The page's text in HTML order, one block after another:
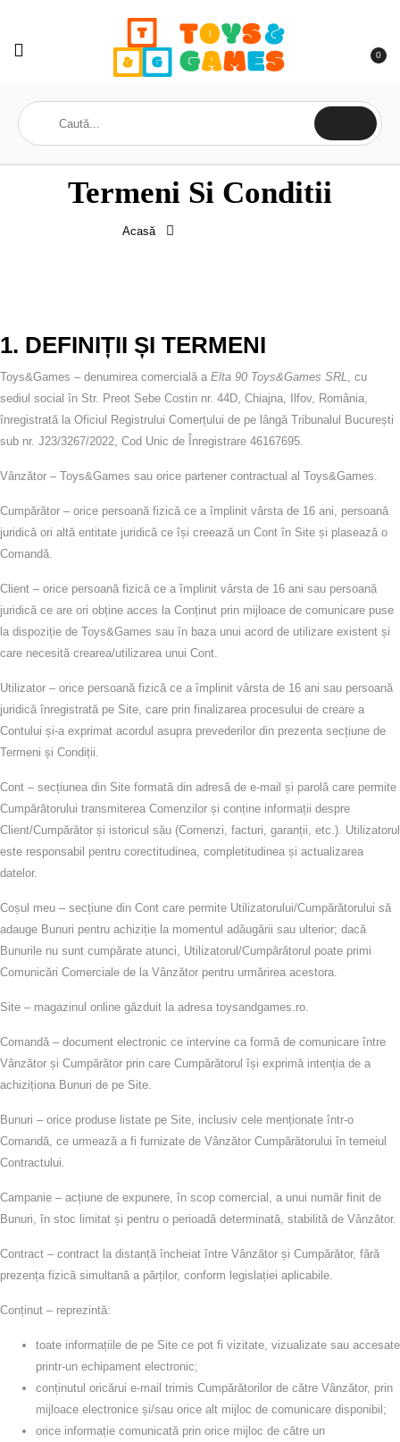
0
Termeni Si Conditii
Acasă
1. DEFINIȚII ȘI TERMENI
Toys&Games – denumirea comercială a Elta 90 Toys&Games SRL
, cu
sediul social în Str. Preot Sebe Costin nr. 44D, Chiajna, Ilfov, România,
înregistrată la Oficiul Registrului Comerțului de pe lângă Tribunalul București
sub nr. J23/3267/2022, Cod Unic de Înregistrare 46167695.
Vânzător – Toys&Games sau orice partener contractual al Toys&Games.
Cumpărător – orice persoană fizică ce a împlinit vârsta de 16 ani, persoană
juridică ori altă entitate juridică ce își creează un Cont în Site și plasează o
Comandă.
Client – orice persoană fizică ce a împlinit vârsta de 16 ani sau persoană
juridică ce are ori obține acces la Conținut prin mijloace de comunicare puse
la dispoziție de Toys&Games sau în baza unui acord de utilizare existent și
care necesită crearea/utilizarea unui Cont.
Utilizator – orice persoană fizică ce a împlinit vârsta de 16 ani sau persoană
juridică înregistrată pe Site, care prin finalizarea procesului de creare a
Contului și-a exprimat acordul asupra prevederilor din prezenta secțiune de
Termeni și Condiții.
Cont – secțiunea din Site formată din adresă de e‑mail și parolă care permite
Cumpărătorului transmiterea Comenzilor și conține informații despre
Client/Cumpărător și istoricul său (Comenzi, facturi, garanții, etc.). Utilizatorul
este responsabil pentru corectitudinea, completitudinea și actualizarea
datelor.
Coșul meu – secțiune din Cont care permite Utilizatorului/Cumpărătorului să
adauge Bunuri pentru achiziție la momentul adăugării sau ulterior; dacă
Bunurile nu sunt cumpărate atunci, Utilizatorul/Cumpărătorul poate primi
Comunicări Comerciale de la Vânzător pentru urmărirea acestora.
Site – magazinul online găzduit la adresa toysandgames.ro
Comandă – document electronic ce intervine ca formă de comunicare între
Vânzător și Cumpărător prin care Cumpărătorul își exprimă intenția de a
achiziționa Bunuri de pe Site.
Bunuri – orice produse listate pe Site, inclusiv cele menționate într-o
Comandă, ce urmează a fi furnizate de Vânzător Cumpărătorului în temeiul
Contractului.
Campanie – acțiune de expunere, în scop comercial, a unui număr finit de
Bunuri, în stoc limitat și pentru o perioadă determinată, stabilită de Vânzător.
Contract – contract la distanță încheiat între Vânzător și Cumpărător, fără
prezența fizică simultană a părților, conform legislației aplicabile.
Conținut – reprezintă:
toate informațiile de pe Site ce pot fi vizitate, vizualizate sau accesate
printr-un echipament electronic;
conținutul oricărui e‑mail trimis Cumpărătorilor de către Vânzător, prin
mijloace electronice și/sau orice alt mijloc de comunicare disponibil;
orice informație comunicată prin orice mijloc de către un